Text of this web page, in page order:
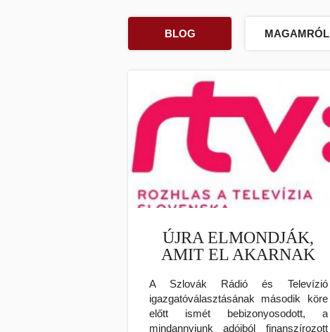
BLOG MAGAMRÓL
ÚJRA ELMONDJÁK,
AMIT EL AKARNAK
A Szlovák Rádió és Televízió
igazgatóválasztásának második köre
előtt ismét bebizonyosodott, a
mindannyiunk adóiból finanszírozott